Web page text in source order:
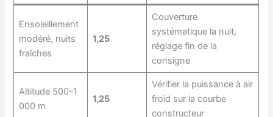
Ensoleillement
modéré, nuits
fraîches
1,25
Couverture
systématique la nuit,
réglage fin de la
consigne
Altitude 500–1
000 m
1,25
Vérifier la puissance à air
froid sur la courbe
constructeur